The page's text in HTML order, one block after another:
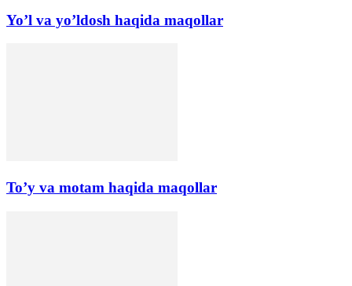
Yo’l va yo’ldosh haqida maqollar
To’y va motam haqida maqollar